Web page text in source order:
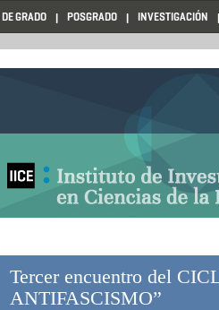
GRADO POSGRADO INVESTIGACIÓN
Tercer encuentro del
ANTIFASCISMO”